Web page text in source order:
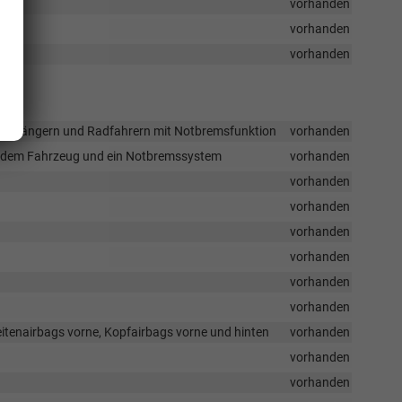
vorhanden
vorhanden
vorhanden
und Radfahrern mit Notbremsfunktion
vorhanden
Fahrzeug und ein Notbremssystem
vorhanden
vorhanden
vorhanden
vorhanden
vorhanden
vorhanden
vorhanden
vorne, Kopfairbags vorne und hinten
vorhanden
vorhanden
vorhanden